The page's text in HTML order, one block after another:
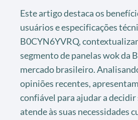
Este artigo destaca os
usuários e especificações
B0CYN6YVRQ,
segmento de panelas wok da
mercado brasileiro.
opiniões recentes,
confiável para ajudar a
atende às suas necessidades